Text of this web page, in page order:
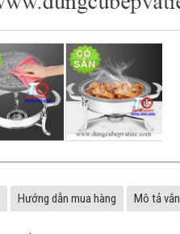
Hướng dẫn mua hàng Mô tả